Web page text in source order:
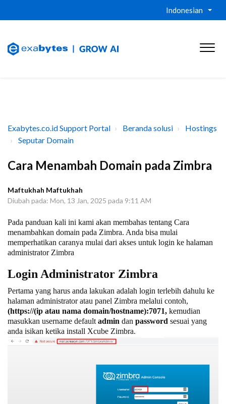
Indonesian
Exabytes.co.id Support Portal Beranda solusi
Hostings
Seputar Domain
Cara Menambah Domain pada Zimbra
Maftukhah Maftukhah
Diubah pada: Mon, 13 Jan, 2025 pada 9:11 AM
Pada panduan kali ini kami akan membahas tentang Cara
menambahkan domain pada Zimbra. Anda bisa mulai
memperhatikan caranya mulai dari akses untuk login ke halaman
administrator Zimbra
Login Administrator Zimbra
Pertama yang harus anda lakukan adalah login terlebih dahulu ke
halaman administrator atau panel Zimbra melalui contoh,
(https://(ip atau nama domain/hostname):7071, kemudian
masukkan username default admin dan password sesuai yang
anda isikan ketika install Xcube Zimbra.